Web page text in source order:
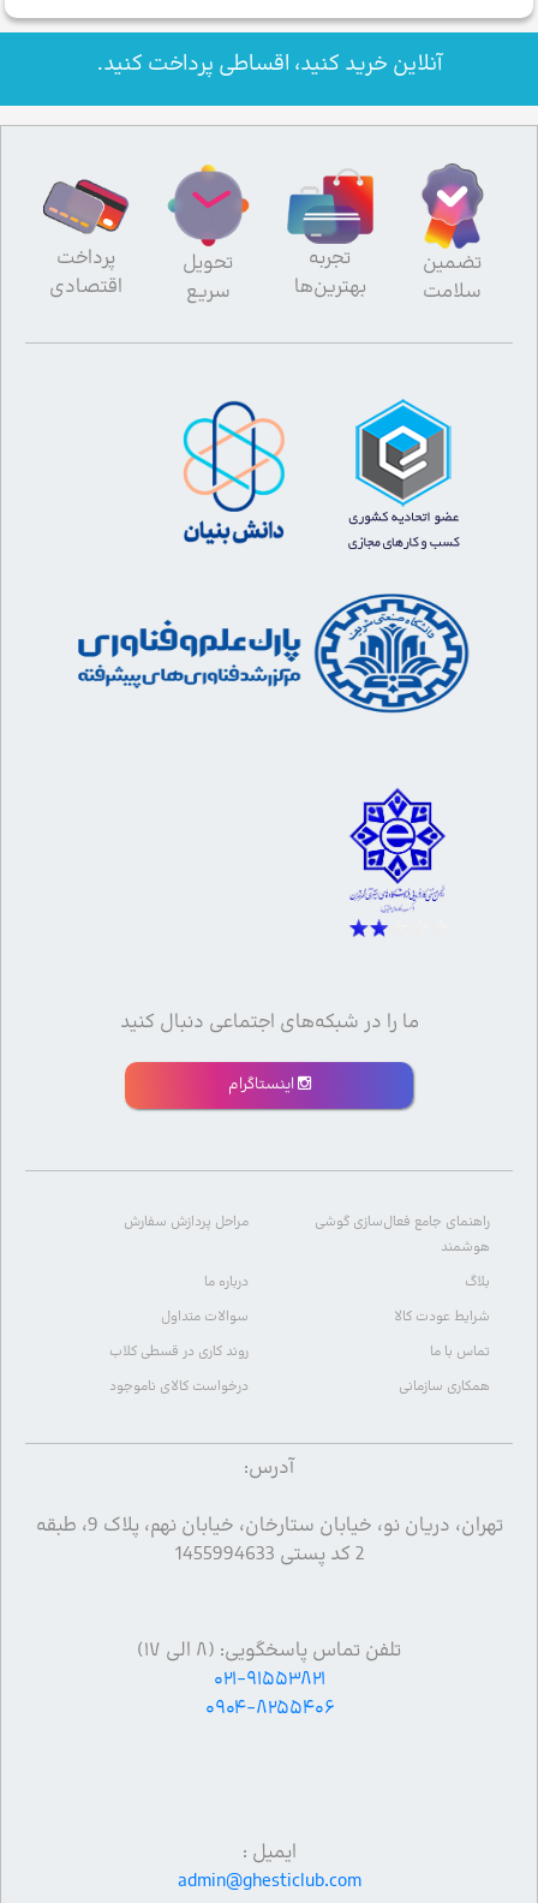
آنلاین خرید کنید، اقساطی پرداخت کنید.
تضمین
سلامت
تجربه
بهترین‌ها
تحویل
سریع
پرداخت
اقتصادی
ما را در شبکه‌های اجتماعی دنبال کنید
اینستاگرام
راهنمای جامع فعال‌سازی گوشی
هوشمند
مراحل پردازش سفارش
بلاگ
درباره ما
شرایط عودت کالا
سوالات متداول
تماس با ما
روند کاری در قسطی کلاب
همکاری سازمانی
درخواست کالای ناموجود
آدرس:
تهران، دریان نو، خیابان ستارخان، خیابان نهم، پلاک 9، طبقه
2 کد پستی 1455994633
تلفن تماس پاسخگویی: (۸ الی ۱۷)
۰۲۱-۹۱۵۵۳۸۲۱
۰۹۰۴-۸۲۵۵۴۰۶
ایمیل :
admin@ghesticlub.com